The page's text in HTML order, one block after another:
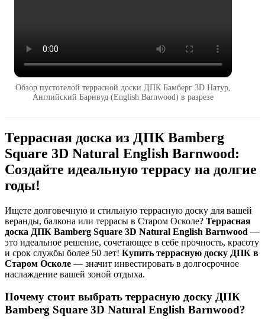
Обзор пустотелой террасной доски ДПК Бамберг 3D Натур,
Английский Барнвуд (English Barnwood) в разрезе
Террасная доска из ДПК Bamberg
Square 3D Natural English Barnwood:
Создайте идеальную террасу на долгие
годы!
Ищете долговечную и стильную террасную доску для вашей
веранды, балкона или террасы в Старом Осколе? Террасная
доска ДПК Bamberg Square 3D Natural English Barnwood —
это идеальное решение, сочетающее в себе прочность, красоту
и срок службы более 50 лет! Купить террасную доску ДПК в
Старом Осколе — значит инвестировать в долгосрочное
наслаждение вашей зоной отдыха.
Почему стоит выбрать террасную доску ДПК
Bamberg Square 3D Natural English Barnwood?